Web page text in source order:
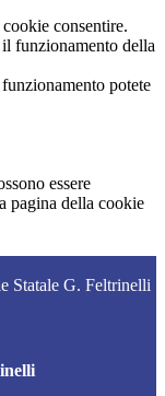
consentire.
funzionamento della
potete
essere
pagina della cookie
Statale G. Feltrinelli